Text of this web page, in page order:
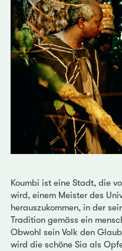
Koumbi ist eine Stadt, die
wird, einem Meister des
herauszukommen, in der
Tradition gemäss ein
Obwohl sein Volk den
wird die schöne Sia als